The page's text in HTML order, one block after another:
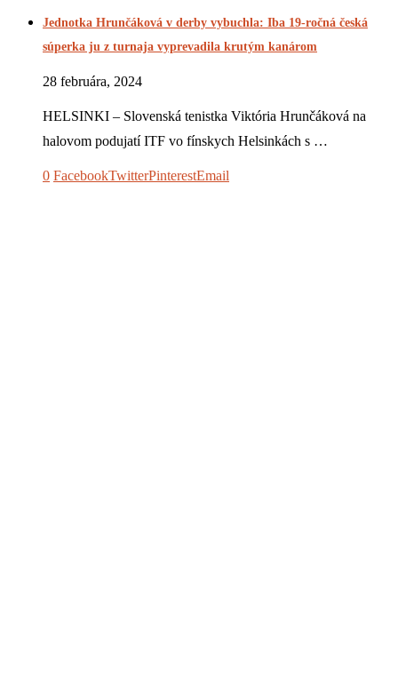
Jednotka Hrunčáková v derby vybuchla: Iba 19-ročná česká
súperka ju z turnaja vyprevadila krutým kanárom
28 februára, 2024
HELSINKI – Slovenská tenistka Viktória Hrunčáková na
halovom podujatí ITF vo fínskych Helsinkách s …
0 FacebookTwitterPinterestEmail